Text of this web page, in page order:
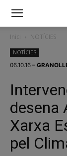
Inici NOTÍCIES
NOTÍCIES
06.10.16 –
desena
Xarxa
pel